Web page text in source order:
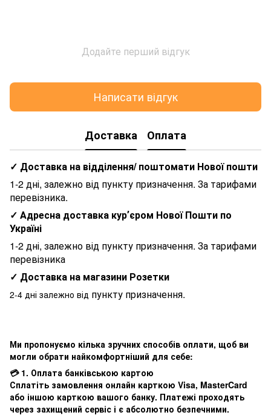
Додайте перший відгук
Написати відгук
Доставка Оплата
✓ Доставка на відділення/ поштомати Нової пошти
1-2 дні, залежно від пункту призначення. За тарифами
перевізника.
✓ Адресна доставка курʼєром Нової Пошти по
Україні
1-2 дні, залежно від пункту призначення. За тарифами
перевізника
✓ Доставка на магазини Розетки
2-4 дні залежно від пункту призначення.
Ми пропонуємо кілька зручних способів оплати, щоб ви
могли обрати найкомфортніший для себе:
💳 1. Оплата банківською картою
Сплатіть замовлення онлайн карткою Visa, MasterCard
або іншою карткою вашого банку. Платежі проходять
через захищений сервіс і є абсолютно безпечними.